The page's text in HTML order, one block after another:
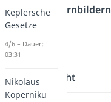
unter Sternbildern
Inhaltsübersicht
Keplersche
Gesetze
4/6 – Dauer:
03:31
Nikolaus
Koperniku